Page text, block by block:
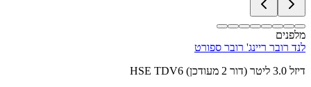
מלפנים
לנד רובר ריינג' רובר ספורט
HSE TDV6 דיזל 3.0 ליטר (דור 2 מעודכן)